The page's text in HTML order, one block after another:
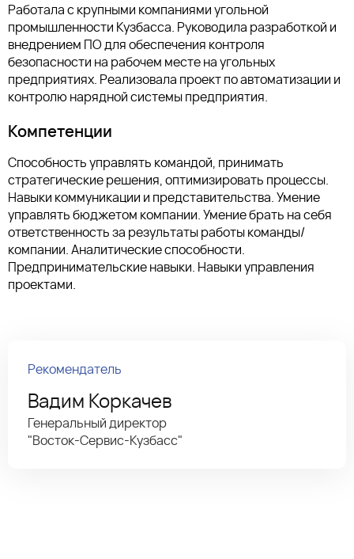
Работала с крупными компаниями угольной
промышленности Кузбасса. Руководила разработкой и
внедрением ПО для обеспечения контроля
безопасности на рабочем месте на угольных
предприятиях. Реализовала проект по автоматизации и
контролю нарядной системы предприятия.
Компетенции
Способность управлять командой, принимать
стратегические решения, оптимизировать процессы.
Навыки коммуникации и представительства. Умение
управлять бюджетом компании. Умение брать на себя
ответственность за результаты работы команды/
компании. Аналитические способности.
Предпринимательские навыки. Навыки управления
проектами.
Рекомендатель
Вадим Коркачев
Генеральный директор
"Восток-Сервис-Кузбасс"